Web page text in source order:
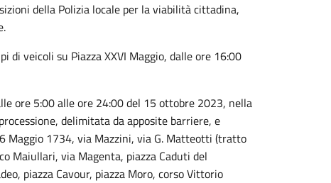
della Polizia locale per la viabilità cittadina,
veicoli su Piazza XXVI Maggio, dalle ore 16:00
ore 5:00 alle ore 24:00 del 15 ottobre 2023, nella
delimitata da apposite barriere, e
Maggio 1734, via Mazzini, via G. Matteotti (tratto
Maiullari, via Magenta, piazza Caduti del
piazza Cavour, piazza Moro, corso Vittorio